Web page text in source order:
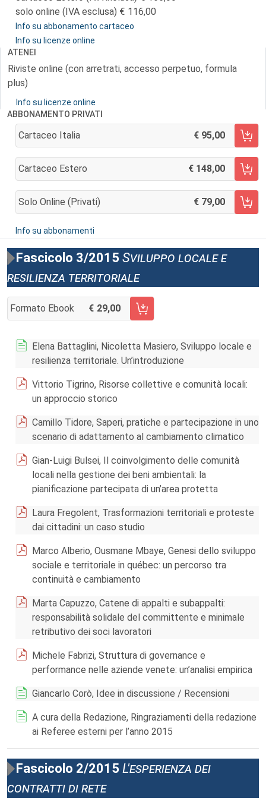
solo online (IVA esclusa)
116,00
Info su abbonamento cartaceo
Info su licenze online
ATENEI
Riviste online (con arretrati, accesso perpetuo, formula
plus)
Info su licenze online
ABBONAMENTO PRIVATI
Cartaceo Italia 95,00
AGGIUNGI AL CARRELLO
Cartaceo Estero 148,00
AGGIUNGI AL CARRELLO
Solo Online (privati) 79,00
AGGIUNGI AL CARRELLO
Info su abbonamenti
Fascicolo 3/2015 Sviluppo locale e
resilienza territoriale
Formato Ebook 29,00
AGGIUNGI AL CARRELLO FASCICOLO 3/2015
Elena Battaglini, Nicoletta Masiero, Sviluppo locale e
resilienza territoriale. Un’introduzione
Vittorio Tigrino, Risorse collettive e comunità locali:
un approccio storico
Camillo Tidore, Saperi, pratiche e partecipazione in uno
scenario di adattamento al cambiamento climatico
Gian-Luigi Bulsei, Il coinvolgimento delle comunità
locali nella gestione dei beni ambientali: la
pianificazione partecipata di un’area protetta
Laura Fregolent, Trasformazioni territoriali e proteste
dai cittadini: un caso studio
Marco Alberio, Ousmane Mbaye, Genesi dello sviluppo
sociale e territoriale in québec: un percorso tra
continuità e cambiamento
Marta Capuzzo, Catene di appalti e subappalti:
responsabilità solidale del committente e minimale
retributivo dei soci lavoratori
Michele Fabrizi, Struttura di governance e
performance nelle aziende venete: un’analisi empirica
Giancarlo Corò, Idee in discussione / Recensioni
A cura della Redazione, Ringraziamenti della redazione
ai Referee esterni per l’anno 2015
Fascicolo 2/2015 L'esperienza dei
contratti di rete